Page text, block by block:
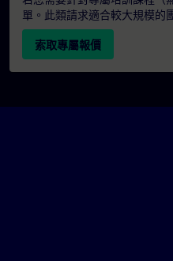
單。此類請求適合較大規模的
索取專屬報價